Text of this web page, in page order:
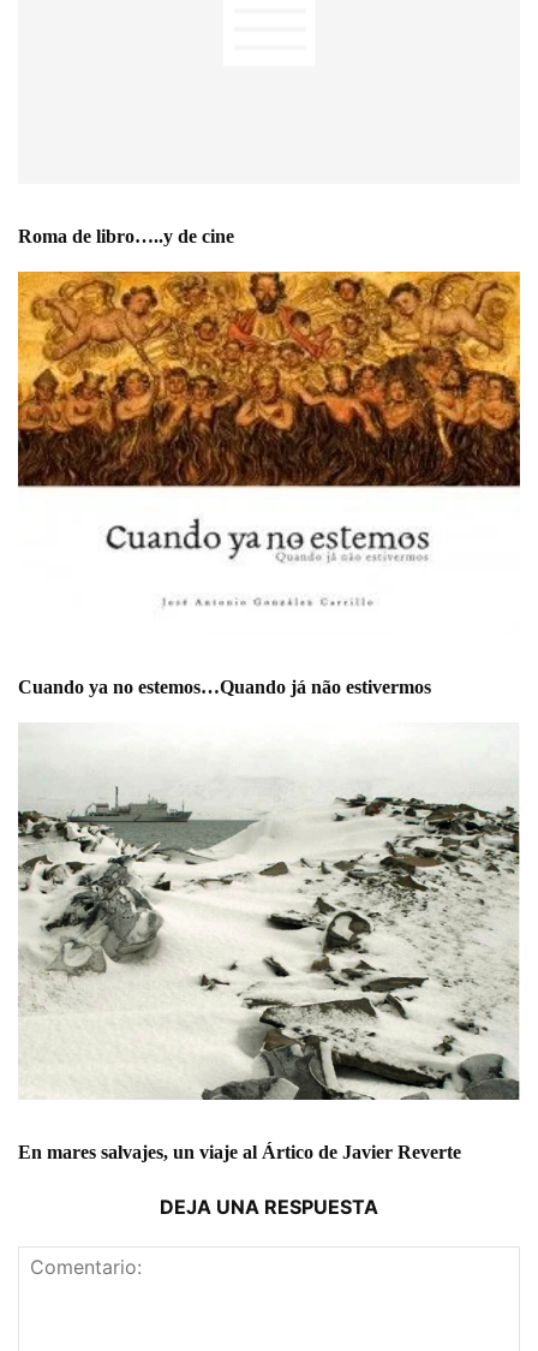
Roma de libro…..y de cine
Cuando ya no estemos…Quando já não estivermos
En mares salvajes, un viaje al Ártico de Javier Reverte
DEJA UNA RESPUESTA